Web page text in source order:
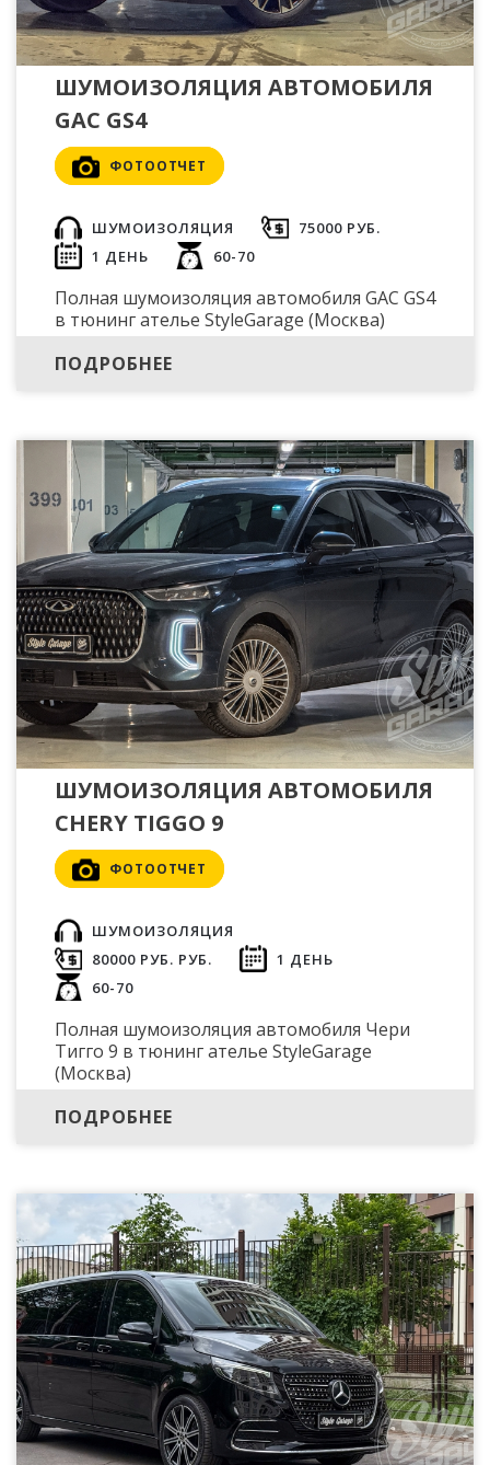
ШУМОИЗОЛЯЦИЯ АВТОМОБИЛЯ
GAC GS4
ФОТООТЧЕТ
ШУМОИЗОЛЯЦИЯ
75000 РУБ.
1 ДЕНЬ
60-70
Полная шумоизоляция автомобиля GAC GS4
в тюнинг ателье StyleGarage (Москва)
ПОДРОБНЕЕ
ШУМОИЗОЛЯЦИЯ АВТОМОБИЛЯ
CHERY TIGGO 9
ФОТООТЧЕТ
ШУМОИЗОЛЯЦИЯ
80000 РУБ. РУБ.
1 ДЕНЬ
60-70
Полная шумоизоляция автомобиля Чери
Тигго 9 в тюнинг ателье StyleGarage
(Москва)
ПОДРОБНЕЕ